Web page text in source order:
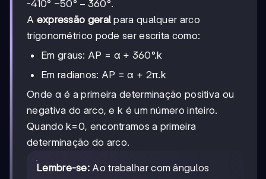
-410° -50°-360°
−50° − 360°.
A expressão geral para qualquer arco
trigonométrico pode ser escrita como:
Em graus: AP = α + 360°.k
Em radianos: AP = α + 2π.k
Onde α é a primeira determinação positiva ou
negativa do arco, e k é um número inteiro.
Quando k=0, encontramos a primeira
determinação do arco.
Lembre-se: Ao trabalhar com ângulos